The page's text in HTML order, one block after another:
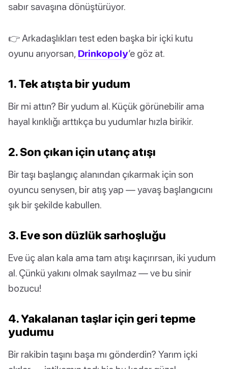
sabır savaşına dönüştürüyor.
👉 Arkadaşlıkları test eden başka bir içki kutu
oyunu arıyorsan, Drinkopoly’e göz at.
1. Tek atışta bir yudum
Bir mi attın? Bir yudum al. Küçük görünebilir ama
hayal kırıklığı arttıkça bu yudumlar hızla birikir.
2. Son çıkan için utanç atışı
Bir taşı başlangıç alanından çıkarmak için son
oyuncu senysen, bir atış yap — yavaş başlangıcını
şık bir şekilde kabullen.
3. Eve son düzlük sarhoşluğu
Eve üç alan kala ama tam atışı kaçırırsan, iki yudum
al. Çünkü yakını olmak sayılmaz — ve bu sinir
bozucu!
4. Yakalanan taşlar için geri tepme
yudumu
Bir rakibin taşını başa mı gönderdin? Yarım içki